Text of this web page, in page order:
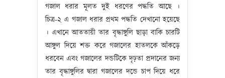
গজাল ধরার মূলত দুই ধরণের পদ্ধতি আছে ।
চিত্র-২ এ গজাল ধরার প্রথম পদ্ধতি দেখানো হয়েছে
। এখানে আততায়ী তার বৃদ্ধাঙ্গুলি ছাড়া বাকি চারটি
আঙ্গুল দিয়ে শক্ত করে গজালের হাতলকে আঁকড়ে
ধরবেন এবং গজালের দন্ডটিকে দৃঢ়তা প্রদানের জন্য
তার বৃদ্ধাঙ্গুলির দ্বারা গজালের দন্ডে চাপ দিয়ে ধরে